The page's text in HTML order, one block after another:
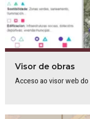
Visor de obras
Acceso ao visor web